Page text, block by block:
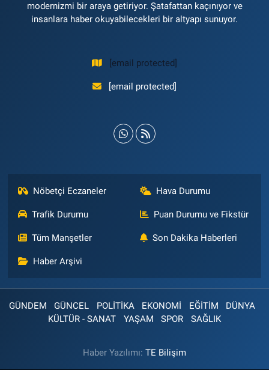
modernizmi bir araya getiriyor. Şatafattan kaçınıyor ve
insanlara haber okuyabilecekleri bir altyapı sunuyor.
[email protected]
[email protected]
Nöbetçi Eczaneler Hava Durumu
Trafik Durumu Puan Durumu ve Fikstür
Tüm Manşetler Son Dakika Haberleri
Haber Arşivi
GÜNDEM GÜNCEL POLİTİKA EKONOMİ EĞİTİM
DÜNYA
KÜLTÜR - SANAT
YAŞAM SPOR SAĞLIK
Haber Yazılımı: TE Bilişim